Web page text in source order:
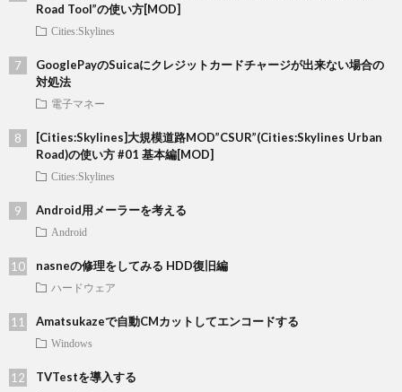
Road Tool”の使い方[MOD]
Cities:Skylines
GooglePayのSuicaにクレジットカードチャージが出来ない場合の
対処法
電子マネー
[Cities:Skylines]大規模道路MOD”CSUR”(Cities:Skylines Urban
Road)の使い方 #01 基本編[MOD]
Cities:Skylines
Android用メーラーを考える
Android
nasneの修理をしてみる HDD復旧編
ハードウェア
Amatsukazeで自動CMカットしてエンコードする
Windows
TVTestを導入する